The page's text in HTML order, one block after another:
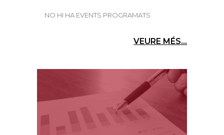
NO HI HA EVENTS PROGRAMATS
VEURE MÉS...